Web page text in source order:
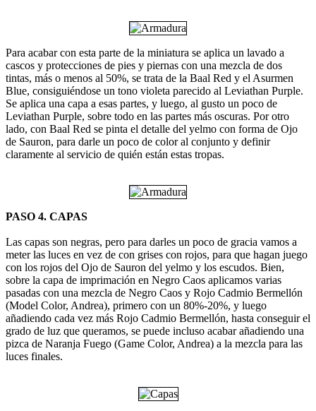
Para acabar con esta parte de la miniatura se aplica un lavado a
cascos y protecciones de pies y piernas con una mezcla de dos
tintas, más o menos al 50%, se trata de la Baal Red y el Asurmen
Blue, consiguiéndose un tono violeta parecido al Leviathan Purple.
Se aplica una capa a esas partes, y luego, al gusto un poco de
Leviathan Purple, sobre todo en las partes más oscuras. Por otro
lado, con Baal Red se pinta el detalle del yelmo con forma de Ojo
de Sauron, para darle un poco de color al conjunto y definir
claramente al servicio de quién están estas tropas.
PASO 4. CAPAS
Las capas son negras, pero para darles un poco de gracia vamos a
meter las luces en vez de con grises con rojos, para que hagan juego
con los rojos del Ojo de Sauron del yelmo y los escudos. Bien,
sobre la capa de imprimación en Negro Caos aplicamos varias
pasadas con una mezcla de Negro Caos y Rojo Cadmio Bermellón
(Model Color, Andrea), primero con un 80%-20%, y luego
añadiendo cada vez más Rojo Cadmio Bermellón, hasta conseguir el
grado de luz que queramos, se puede incluso acabar añadiendo una
pizca de Naranja Fuego (Game Color, Andrea) a la mezcla para las
luces finales.